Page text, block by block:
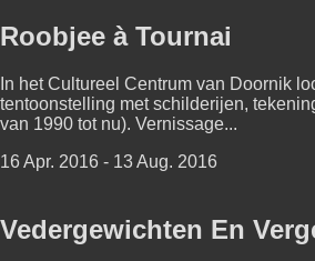
Roobjee à Tournai
In het Cultureel Centrum van Doornik
tentoonstelling met schilderijen,
van 1990 tot nu). Vernissage...
16 Apr. 2016 - 13 Aug. 2016
Vedergewichten En